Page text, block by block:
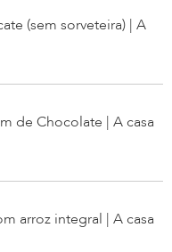
(sem sorveteira) | A
de Chocolate | A casa
arroz integral | A casa